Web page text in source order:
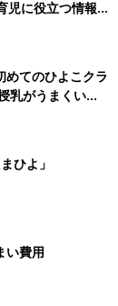
に役立つ情報が
めてのひよこクラ
乳がうまくい
ラブル 解決テ
ひよ」
い費用